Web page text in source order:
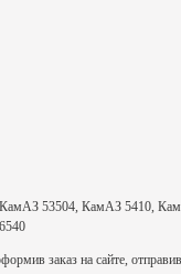
53504, КамАЗ 5410,
заказ на сайте,